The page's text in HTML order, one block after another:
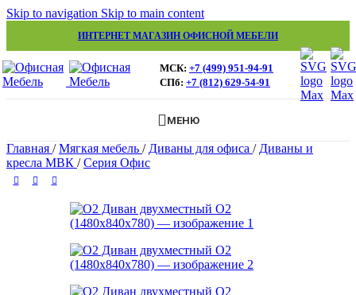
Skip to navigation Skip to main content
ИНТЕРНЕТ МАГАЗИН ОФИСНОЙ МЕБЕЛИ
МСК: +7 (499) 951-94-91
СПб: +7 (812) 629-54-91
МЕНЮ
Главная / Мягкая мебель / Диваны для офиса / Диваны и
кресла МВК / Серия Офис